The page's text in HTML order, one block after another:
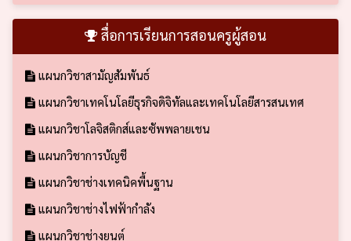
สื่อการเรียนการสอนครูผู้สอน
แผนกวิชาสามัญสัมพันธ์
แผนกวิชาเทคโนโลยีธุรกิจดิจิทัลและเทคโนโลยีสารสนเทศ
แผนกวิชาโลจิสติกส์และซัพพลายเชน
แผนกวิชาการบัญชี
แผนกวิชาช่างเทคนิคพื้นฐาน
แผนกวิชาช่างไฟฟ้ากำลัง
แผนกวิชาช่างยนต์